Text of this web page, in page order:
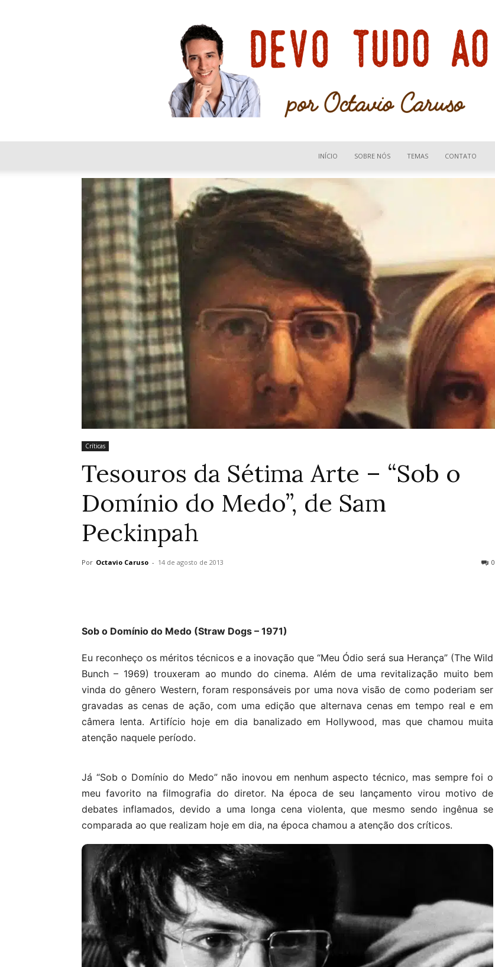
Devo
ao
Cinema
INÍCIO SOBRE NÓS TEMAS CONTATO
Críticas
Tesouros da Sétima Arte – “Sob o
Domínio do Medo”, de Sam
Peckinpah
Por Octavio Caruso - 14 de agosto de 2013 0
Sob o Domínio do Medo (Straw Dogs – 1971)
Eu reconheço os méritos técnicos e a inovação que “Meu Ódio será sua Herança” (The Wild
Bunch – 1969) trouxeram ao mundo do cinema. Além de uma revitalização muito bem
vinda do gênero Western, foram responsáveis por uma nova visão de como poderiam ser
gravadas as cenas de ação, com uma edição que alternava cenas em tempo real e em
câmera lenta. Artifício hoje em dia banalizado em Hollywood, mas que chamou muita
atenção naquele período.
Já “Sob o Domínio do Medo” não inovou em nenhum aspecto técnico, mas sempre foi o
meu favorito na filmografia do diretor. Na época de seu lançamento virou motivo de
debates inflamados, devido a uma longa cena violenta, que mesmo sendo ingênua se
comparada ao que realizam hoje em dia, na época chamou a atenção dos críticos.